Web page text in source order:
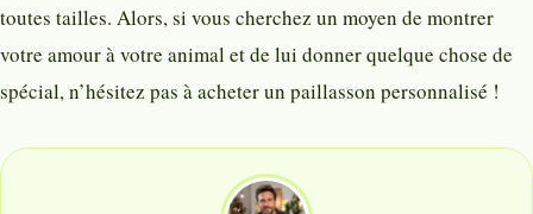
toutes tailles. Alors, si vous cherchez un moyen de montrer
votre amour à votre animal et de lui donner quelque chose de
spécial, n’hésitez pas à acheter un paillasson personnalisé !